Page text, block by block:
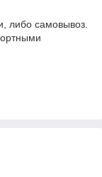
либо самовывоз.